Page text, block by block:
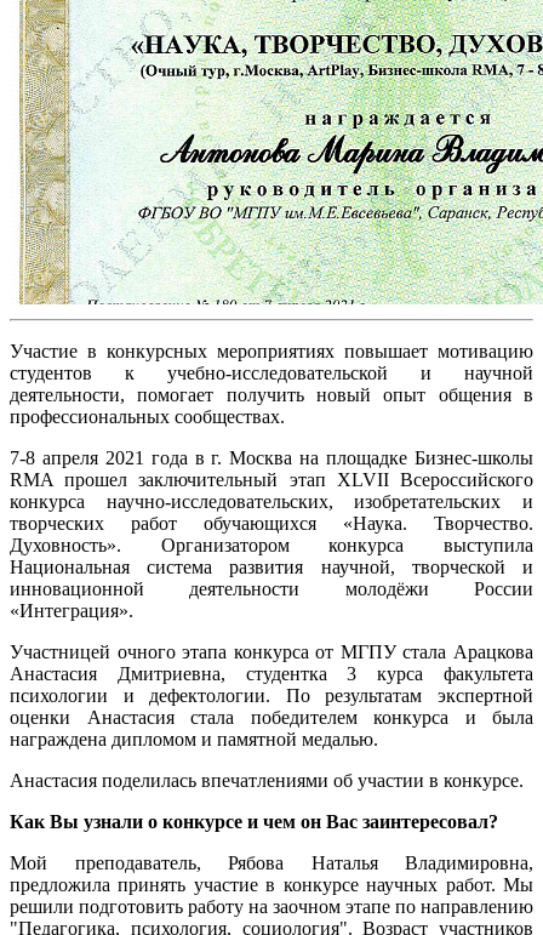
Участие в конкурсных мероприятиях повышает мотивацию
студентов к учебно-исследовательской и научной
деятельности, помогает получить новый опыт общения в
профессиональных сообществах.
7-8 апреля 2021 года в г. Москва на площадке Бизнес-школы
RMA прошел заключительный этап XLVII Всероссийского
конкурса научно-исследовательских, изобретательских и
творческих работ обучающихся «Наука. Творчество.
Духовность». Организатором конкурса выступила
Национальная система развития научной, творческой и
инновационной деятельности молодёжи России
«Интеграция».
Участницей очного этапа конкурса от МГПУ стала Арацкова
Анастасия Дмитриевна, студентка 3 курса факультета
психологии и дефектологии. По результатам экспертной
оценки Анастасия стала победителем конкурса и была
награждена дипломом и памятной медалью.
Анастасия поделилась впечатлениями об участии в конкурсе.
Как Вы узнали о конкурсе и чем он Вас заинтересовал?
Мой преподаватель, Рябова Наталья Владимировна,
предложила принять участие в конкурсе научных работ. Мы
решили подготовить работу на заочном этапе по направлению
"Педагогика, психология, социология". Возраст участников